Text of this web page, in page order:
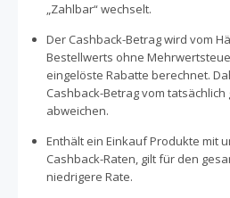
„Zahlbar“ wechselt.
Der Cashback-Betrag wird vom
Bestellwerts ohne
eingelöste Rabatte berechnet.
Cashback-Betrag vom
abweichen.
Enthält ein Einkauf Produkte mit
Cashback-Raten, gilt für den
niedrigere Rate.